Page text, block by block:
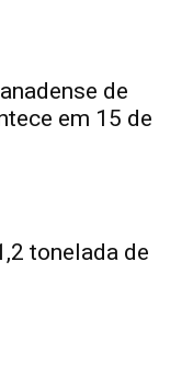
de
em 15 de
tonelada de